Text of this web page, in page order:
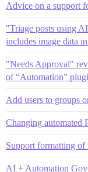
Advice on a support
"Triage posts using
includes image data
"Needs Approval"
of “Automation”
Add users to groups
Changing automated
Support formatting
AI + Automation